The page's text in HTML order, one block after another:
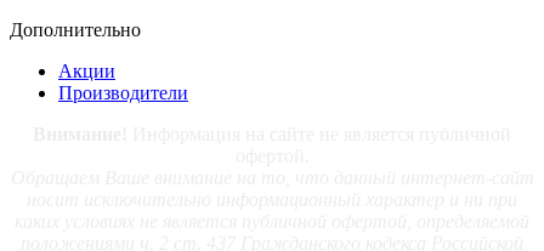
Дополнительно
Акции
Производители